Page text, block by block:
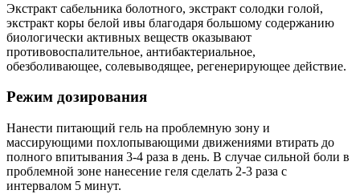
Экстракт сабельника болотного, экстракт солодки голой,
экстракт коры белой ивы благодаря большому содержанию
биологически активных веществ оказывают
противовоспалительное, антибактериальное,
обезболивающее, солевыводящее, регенерирующее действие.
Режим дозирования
Нанести питающий гель на проблемную зону и
массирующими похлопывающими движениями втирать до
полного впитывания 3-4 раза в день. В случае сильной боли в
проблемной зоне нанесение геля сделать 2-3 раза с
интервалом 5 минут.